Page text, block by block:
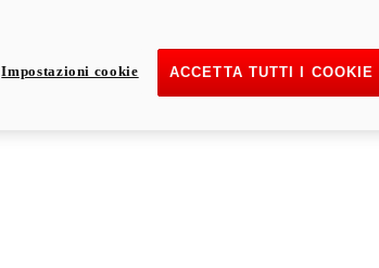
ACCETTA TUTTI I COOKIE
Impostazioni cookie